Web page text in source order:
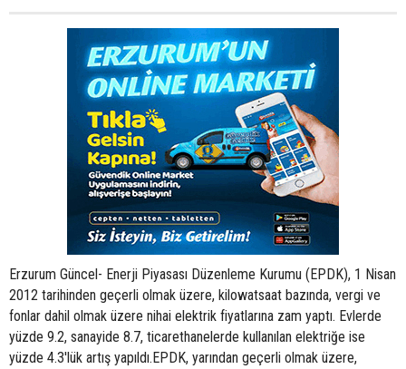
Erzurum Güncel- Enerji Piyasası Düzenleme Kurumu (EPDK), 1 Nisan
2012 tarihinden geçerli olmak üzere, kilowatsaat bazında, vergi ve
fonlar dahil olmak üzere nihai elektrik fiyatlarına zam yaptı. Evlerde
yüzde 9.2, sanayide 8.7, ticarethanelerde kullanılan elektriğe ise
yüzde 4.3'lük artış yapıldı.EPDK, yarından geçerli olmak üzere,